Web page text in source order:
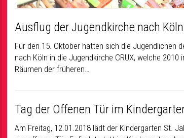
Ausflug der Jugendkirche nach Köln
Für den 15. Oktober hatten sich die Jugendlichen
nach Köln in die Jugendkirche CRUX, welche
Räumen der früheren…
Tag der Offenen Tür im
Am Freitag, 12.01.2018 lädt der Kindergarten St.